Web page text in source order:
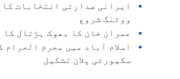
ایرانی صدارتی انتخابات
ووٹنگ شروع
عمران خان کا بھوک ہڑتال کا
اسلام آباد میں محرم
سکیورٹی پلان تشکیل